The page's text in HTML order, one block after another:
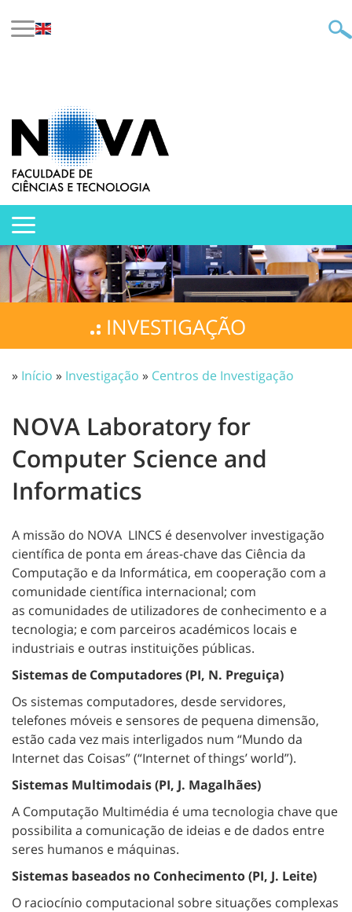
INVESTIGAÇÃO
» Início » Investigação » Centros de Investigação
NOVA Laboratory for
Computer Science and
Informatics
A missão do NOVA LINCS é desenvolver investigação
científica de ponta em áreas-chave das Ciência da
Computação e da Informática, em cooperação com a
comunidade científica internacional; com
as comunidades de utilizadores de conhecimento e a
tecnologia; e com parceiros académicos locais e
industriais e outras instituições públicas.
Sistemas de Computadores (PI, N. Preguiça)
Os sistemas computadores, desde servidores,
telefones móveis e sensores de pequena dimensão,
estão cada vez mais interligados num “Mundo da
Internet das Coisas” (“Internet of things’ world”).
Sistemas Multimodais (PI, J. Magalhães)
A Computação Multimédia é uma tecnologia chave que
possibilita a comunicação de ideias e de dados entre
seres humanos e máquinas.
Sistemas baseados no Conhecimento (PI, J. Leite)
O raciocínio computacional sobre situações complexas